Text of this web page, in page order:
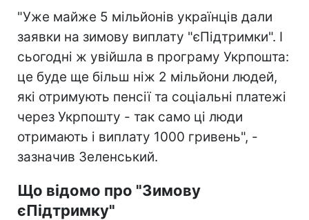
"Уже майже 5 мільйонів українців дали
заявки на зимову виплату "єПідтримки". І
сьогодні ж увійшла в програму Укрпошта:
це буде ще більш ніж 2 мільйони людей,
які отримують пенсії та соціальні платежі
через Укрпошту - так само ці люди
отримають і виплату 1000 гривень", -
зазначив Зеленський.
Що відомо про "Зимову
єПідтримку"